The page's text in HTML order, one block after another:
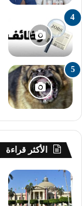
الأكثر قراءة